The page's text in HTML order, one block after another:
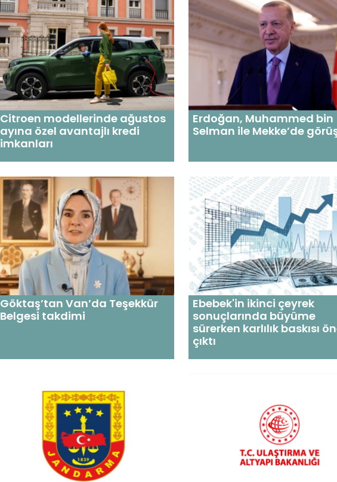
Citroen modellerinde ağustos
ayına özel avantajlı kredi
imkanları
Erdoğan, Muhammed bin
Selman ile Mekke’de
Göktaş’tan Van’da Teşekkür
Belgesi takdimi
Ebebek'in ikinci çeyrek
sonuçlarında büyüme
sürerken karlılık baskısı
çıktı